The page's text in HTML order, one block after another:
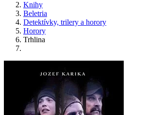
Knihy
Beletria
Detektívky, trilery a horory
Horory
Trhlina